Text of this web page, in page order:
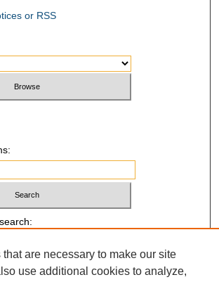
or RSS
are necessary to make our site
use additional cookies to analyze,